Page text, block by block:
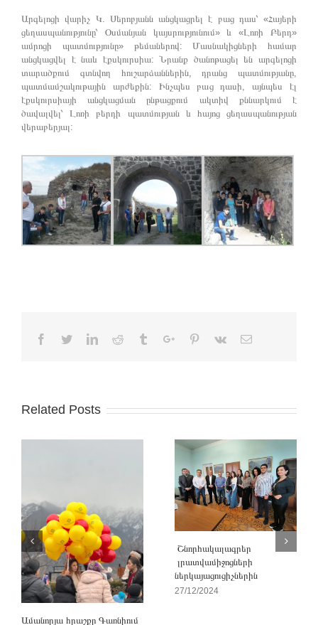
Արգելոցի վարիչ Կ. Սերոբյանն անցկացրել է բաց դաս՝ «Հայերի
ցեղասպանությունը՝ Օսմանյան կայսրությունում» և «Լոռի Բերդ»
ամրոցի պատմությունը» թեմաներով: Մասնակիցների համար
անցկացվել է նաև էքսկուրսիա: Նրանք ծանոթացել են արգելոցի
տարածքում գտնվող հուշարձաններին, դրանց պատմությանը,
պատմամշակութային արժեքին: Ինչպես բաց դասի, այնպես էլ
էքսկուրսիայի անցկացման ընթացքում ակտիվ քննարկում է
ծավալվել՝ Լոռի բերդի պատմության և հայոց ցեղասպանության
վերաբերյալ:
Facebook
TwitterLinkedinReddit TumblrGoogle+Pinterest
Vk Email
Related Posts
Ամանորյա հրաշքը Գառնիում
Շնորհակալագրեր
լրատվամիջոցների
ներկայացուցիչներին
27/12/2024